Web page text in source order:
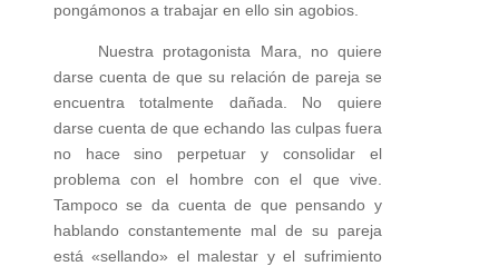
pongámonos a trabajar en ello sin agobios.
Nuestra protagonista Mara, no quiere
darse cuenta de que su relación de pareja se
encuentra totalmente dañada. No quiere
darse cuenta de que echando las culpas fuera
no hace sino perpetuar y consolidar el
problema con el hombre con el que vive.
Tampoco se da cuenta de que pensando y
hablando constantemente mal de su pareja
está «sellando» el malestar y el sufrimiento